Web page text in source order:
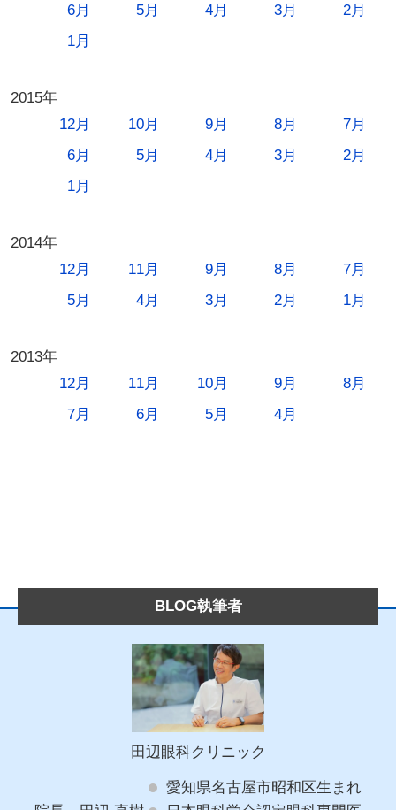
6月
5月 4月 3月
2月
1月
2015年
12月
10月 9月 8月
7月
6月
5月 4月 3月
2月
1月
2014年
12月
11月 9月 8月
7月
5月
4月 3月 2月 1月
2013年
12月
11月 10月 9月
8月
7月
6月 5月 4月
BLOG執筆者
田辺眼科クリニック
愛知県名古屋市昭和区生まれ